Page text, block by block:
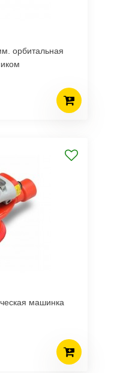
орбитальная
машинка